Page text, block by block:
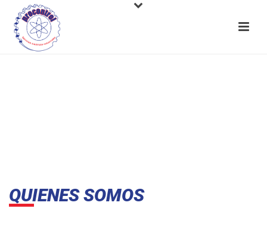
QUIENES SOMOS